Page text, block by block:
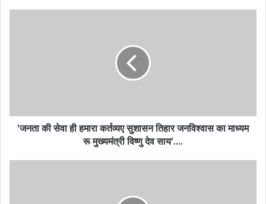
’जनता की सेवा ही हमारा कर्तव्यए सुशासन तिहार जनविश्वास का माध्यम
रू मुख्यमंत्री विष्णु देव साय’….